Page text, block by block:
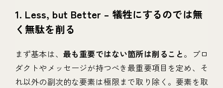
1. Less, but Better – 犠牲にするのでは無
く無駄を削る
まず基本は、 最も重要ではない箇所は削ること。プロ
ダクトやメッセージが持つべき最重要項目を定め、そ
れ以外の副次的な要素は極限まで取り除く。要素を取